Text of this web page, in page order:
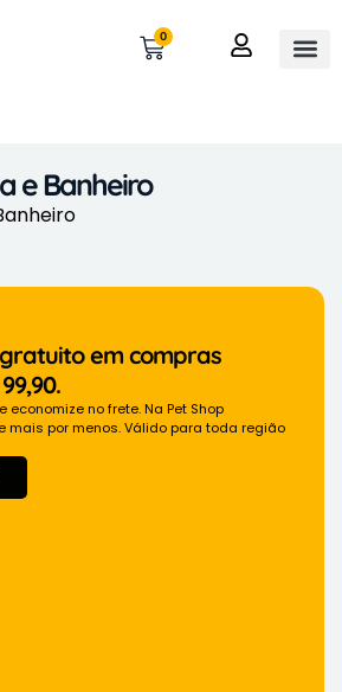
0
e Banheiro
em compras
economize no frete. Na Pet Shop
mais por menos. Válido para toda região